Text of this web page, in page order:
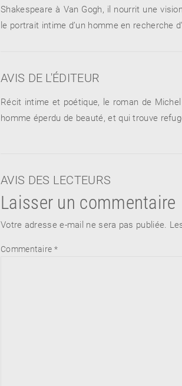
Shakespeare à Van Gogh, il nourrit une
le portrait intime d’un homme en recherche
AVIS DE L'ÉDITEUR
Récit intime et poétique, le roman de
homme éperdu de beauté, et qui trouve
AVIS DES LECTEURS
Laisser un commentaire
Votre adresse e-mail ne sera pas publiée.
Commentaire *